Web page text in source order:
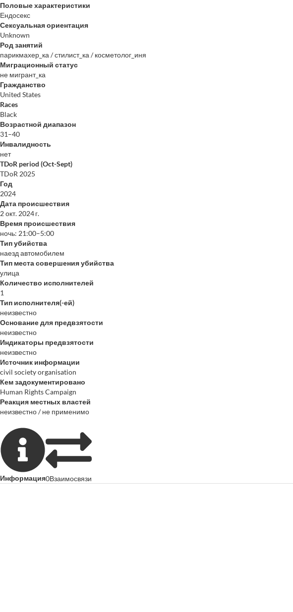
Половые характеристики
Ендосекс
Сексуальная ориентация
Unknown
Род занятий
парикмахер_ка / стилист_ка / косметолог_иня
Миграционный статус
не мигрант_ка
Гражданство
United States
Races
Black
Возрастной диапазон
31–40
Инвалидность
нет
TDoR period (Oct-Sept)
TDoR 2025
Год
2024
Дата происшествия
2 окт. 2024 г.
Время происшествия
ночь: 21:00–5:00
Тип убийства
наезд автомобилем
Тип места совершения убийства
улица
Количество исполнителей
1
Тип исполнителя(-ей)
неизвестно
Основание для предвзятости
неизвестно
Индикаторы предвзятости
неизвестно
Источник информации
civil society organisation
Кем задокументировано
Human Rights Campaign
Реакция местных властей
неизвестно / не применимо
Информация0Взаимосвязи